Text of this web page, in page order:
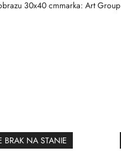
30x40 cmmarka: Art Group
BRAK NA STANIE